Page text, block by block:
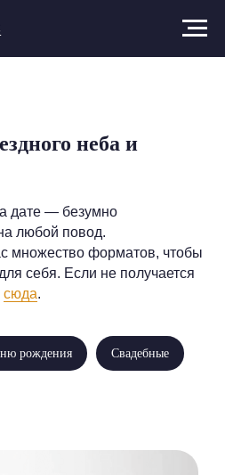
неба и
дате — безумно
любой повод.
множество форматов, чтобы
себя. Если не получается
сюда.
рождения Свадебные